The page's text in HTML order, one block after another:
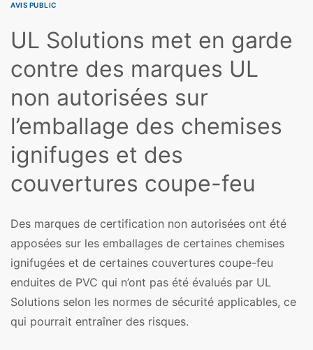
AVIS PUBLIC
UL Solutions met en garde
contre des marques UL
non autorisées sur
l’emballage des chemises
ignifuges et des
couvertures coupe-feu
Des marques de certification non autorisées ont été
apposées sur les emballages de certaines chemises
ignifugées et de certaines couvertures coupe-feu
enduites de PVC qui n’ont pas été évalués par UL
Solutions selon les normes de sécurité applicables, ce
qui pourrait entraîner des risques.